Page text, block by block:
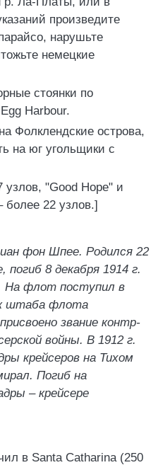
произведите
нарушьте
немецкие
стоянки по
Harbour.
Фолклендские острова,
на юг угольщики с
"Good Норе" и
более 22 узлов.]
фон Шпее. Родился 22
погиб 8 декабря 1914 г.
На флот поступил в
штаба флота
звание контр-
войны. В 1912 г.
крейсеров на Тихом
Погиб на
– крейсере
в Santa Catharina (250